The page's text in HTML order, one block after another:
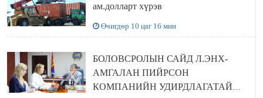
ам.долларт хүрэв
Өчигдөр 10 цаг 16 мин
БОЛОВСРОЛЫН САЙД Л.ЭНХ-
АМГАЛАН ПИЙРСОН
КОМПАНИЙН УДИРДЛАГАТАЙ